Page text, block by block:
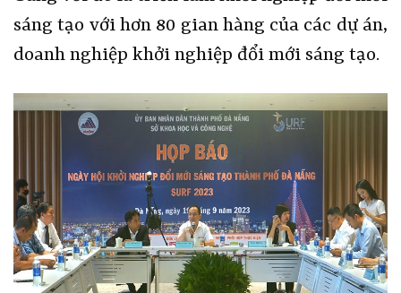
sáng tạo với hơn 80 gian hàng của các dự án,
doanh nghiệp khởi nghiệp đổi mới sáng tạo.